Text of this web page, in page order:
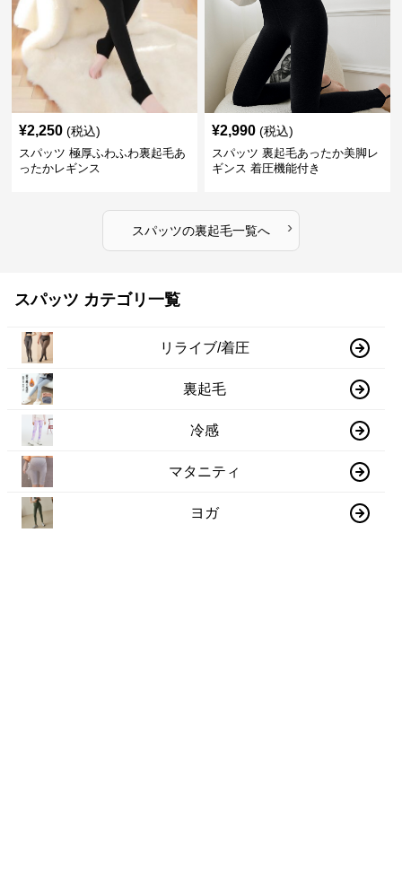
¥2,250 (税込)
スパッツ 極厚ふわふわ裏起毛あ
ったかレギンス
¥2,990 (税込)
スパッツ 裏起毛あったか美脚レ
ギンス 着圧機能付き
スパッツの裏起毛一覧へ ›
スパッツ カテゴリ一覧
リライブ/着圧
裏起毛
冷感
マタニティ
ヨガ